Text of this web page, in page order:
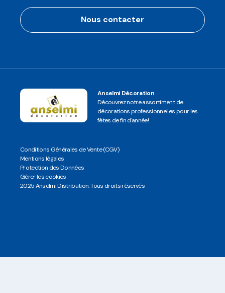
Nous contacter
Anselmi Décoration
Découvrez notre assortiment de
décorations professionnelles pour les
fêtes de fin d'année!
Conditions Générales de Vente (CGV)
Mentions légales
Protection des Données
Gérer les cookies
2025 Anselmi Distribution. Tous droits réservés